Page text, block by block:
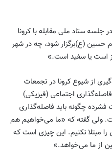
ستاد ملی مقابله با کرونا
حسین (ع)برگزار شود، چه در شهر
است یا سفید است.»
از شیوع کرونا در تجمعات
اجتماعی (فیزیکی)
چگونه باید فاصله‌گذاری
ولی گفته که «ما می‌خواهیم هم
مبتلا نکنیم. این چیزی است که
از ما می‌خواهد.»